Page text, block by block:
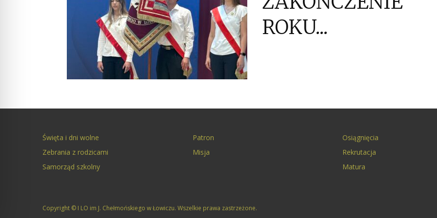
ROKU...
Święta i dni wolne
Zebrania z rodzicami
Samorząd szkolny
Patron
Misja
Osiągnięcia
Rekrutacja
Matura
Copyright © I LO im J. Chełmońskiego w Łowiczu. Wszelkie prawa zastrzeżone.